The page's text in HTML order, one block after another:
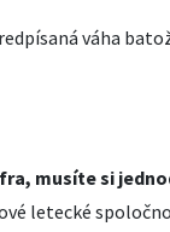
váha
musíte si
letecké